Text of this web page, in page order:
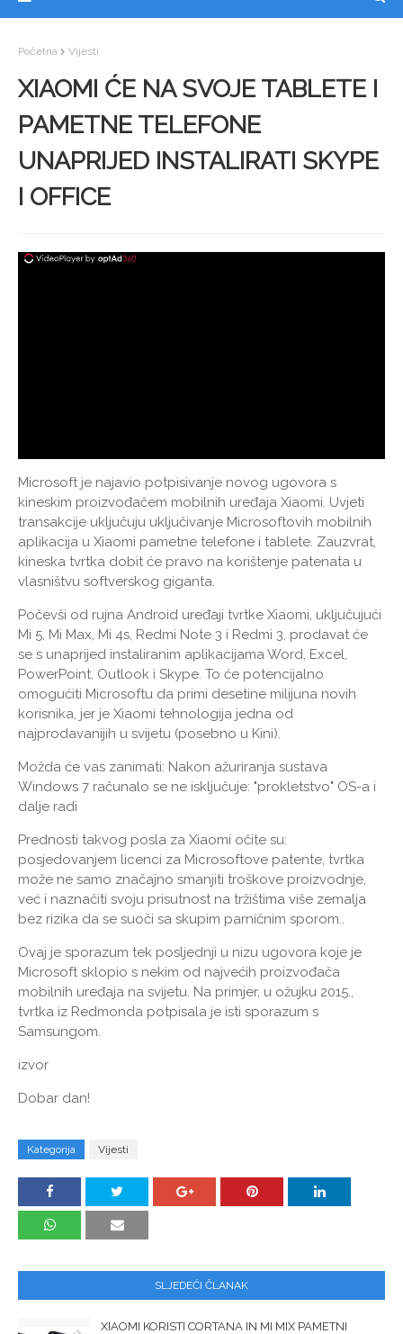
Početna Vijesti
XIAOMI ĆE NA SVOJE TABLETE I
PAMETNE TELEFONE
UNAPRIJED INSTALIRATI SKYPE
I OFFICE
Microsoft je najavio potpisivanje novog ugovora s
kineskim proizvođačem mobilnih uređaja Xiaomi. Uvjeti
transakcije uključuju uključivanje Microsoftovih mobilnih
aplikacija u Xiaomi pametne telefone i tablete. Zauzvrat,
kineska tvrtka dobit će pravo na korištenje patenata u
vlasništvu softverskog giganta.
Počevši od rujna Android uređaji tvrtke Xiaomi, uključujući
Mi 5, Mi Max, Mi 4s, Redmi Note 3 i Redmi 3, prodavat će
se s unaprijed instaliranim aplikacijama Word, Excel,
PowerPoint, Outlook i Skype. To će potencijalno
omogućiti Microsoftu da primi desetine milijuna novih
korisnika, jer je Xiaomi tehnologija jedna od
najprodavanijih u svijetu (posebno u Kini).
Možda će vas zanimati: Nakon ažuriranja sustava
Windows 7 računalo se ne isključuje: "prokletstvo" OS-a i
dalje radi
Prednosti takvog posla za Xiaomi očite su:
posjedovanjem licenci za Microsoftove patente, tvrtka
može ne samo značajno smanjiti troškove proizvodnje,
već i naznačiti svoju prisutnost na tržištima više zemalja
bez rizika da se suoči sa skupim parničnim sporom..
Ovaj je sporazum tek posljednji u nizu ugovora koje je
Microsoft sklopio s nekim od najvećih proizvođača
mobilnih uređaja na svijetu. Na primjer, u ožujku 2015.,
tvrtka iz Redmonda potpisala je isti sporazum s
Samsungom.
izvor
Dobar dan!
Kategorija Vijesti
SLJEDEĆI ČLANAK
XIAOMI KORISTI CORTANA IN MI MIX PAMETNI